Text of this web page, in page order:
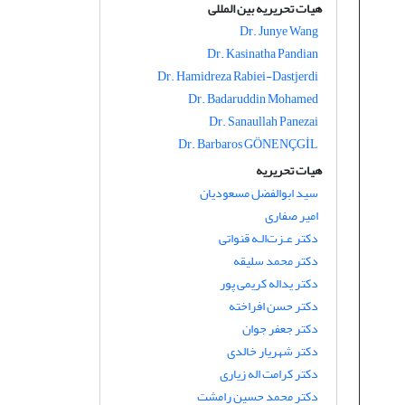
هیات تحریریه بین المللی
Dr. Junye Wang
Dr. Kasinatha Pandian
Dr. Hamidreza Rabiei-Dastjerdi
Dr. Badaruddin Mohamed
Dr. Sanaullah Panezai
Dr. Barbaros GÖNENÇGİL
هیات تحریریه
سید ابوالفضل مسعودیان
امیر صفاری
دکتر عـزت‌الـه قنواتی
دکتر محمد سلیقه
دکتر یداله کریمی پور
دکتر حسن افراخته
دکتر جعفر جوان
دکتر شهریار خالدی
دکتر کرامت اله زیاری
دکتر محمد حسین رامشت